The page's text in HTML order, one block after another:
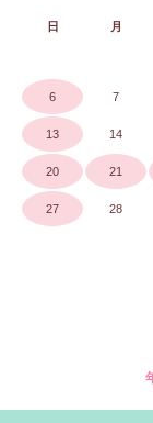
日 月
6 7
13 14
20 21
27 28